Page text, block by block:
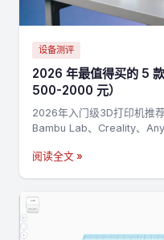
设备测评
2026 年最值得买的 5
500-2000 元）
2026年入门级3D打印机推
Bambu Lab、Creality、
阅读全文 »